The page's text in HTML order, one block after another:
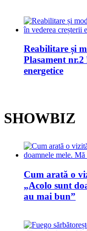
Reabilitare și
Plasament nr.2
energetice
SHOWBIZ
Cum arată o
„Acolo sunt
au mai bun”